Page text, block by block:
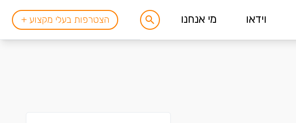
וידאו מי אנחנו הצטרפות בעלי מקצוע +